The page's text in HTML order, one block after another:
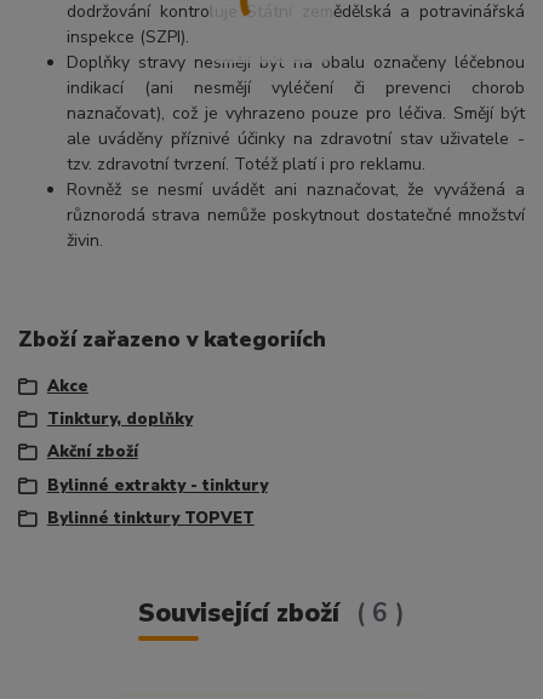
dodržování kontroluje Státní zemědělská a potravinářská
inspekce (SZPI).
Doplňky stravy nesmějí být na obalu označeny léčebnou
indikací (ani nesmějí vyléčení či prevenci chorob
naznačovat), což je vyhrazeno pouze pro léčiva. Smějí být
ale uváděny příznivé účinky na zdravotní stav uživatele -
tzv. zdravotní tvrzení. Totéž platí i pro reklamu.
Rovněž se nesmí uvádět ani naznačovat, že vyvážená a
různorodá strava nemůže poskytnout dostatečné množství
živin.
Zboží zařazeno v kategoriích
Akce
Tinktury, doplňky
Akční zboží
Bylinné extrakty - tinktury
Bylinné tinktury TOPVET
Související zboží 6